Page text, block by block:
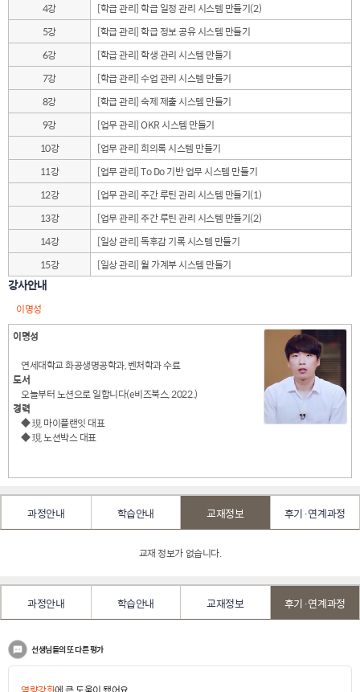
4강
[학급 관리] 학급 일정 관리 시스템 만들기(2)
5강
[학급 관리] 학급 정보 공유 시스템 만들기
6강
[학급 관리] 학생 관리 시스템 만들기
7강
[학급 관리] 수업 관리 시스템 만들기
8강
[학급 관리] 숙제 제출 시스템 만들기
9강
[업무 관리] OKR 시스템 만들기
10강
[업무 관리] 회의록 시스템 만들기
11강
[업무 관리] To Do 기반 업무 시스템 만들기
12강
[업무 관리] 주간 루틴 관리 시스템 만들기(1)
13강
[업무 관리] 주간 루틴 관리 시스템 만들기(2)
14강
[일상 관리] 독후감 기록 시스템 만들기
15강
[일상 관리] 월 가계부 시스템 만들기
강사안내
이명성
이명성
연세대학교 화공생명공학과, 벤처학과 수료
도서
오늘부터 노션으로 일합니다(e비즈북스, 2022.)
경력
◆ 現 마이플랜잇 대표
◆ 現 노션박스 대표
과정안내 학습안내 교재정보 후기·연계과정
교재 정보가 없습니다.
과정안내 학습안내 교재정보 후기·연계과정
선생님들의 또 다른 평가